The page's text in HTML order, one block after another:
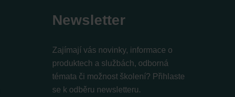
Newsletter
Zajímají vás novinky, informace o
produktech a službách, odborná
témata či možnost školení? Přihlaste
se k odběru newsletteru.